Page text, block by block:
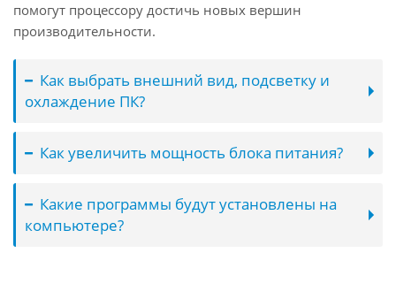
помогут процессору достичь новых вершин
производительности.
Как выбрать внешний вид, подсветку и
охлаждение ПК?
Как увеличить мощность блока питания?
Какие программы будут установлены на
компьютере?